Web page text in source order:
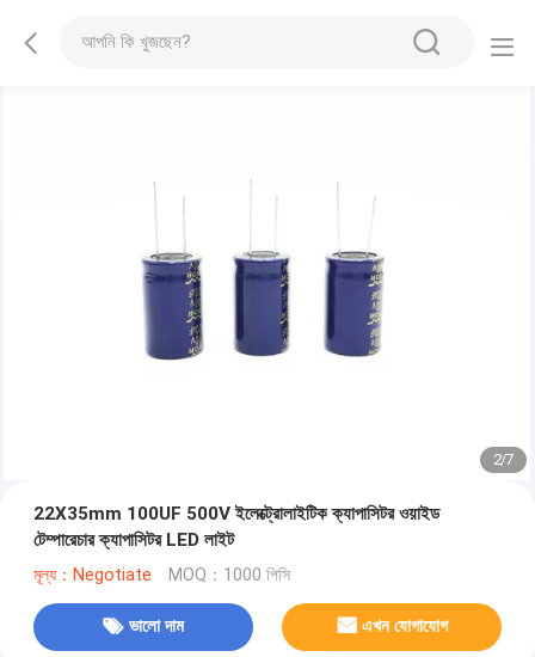
2/7
22X35mm 100UF 500V ইলেক্ট্রোলাইটিক ক্যাপাসিটর ওয়াইড
টেম্পারেচার ক্যাপাসিটর LED লাইট
মূল্য：Negotiate MOQ：1000 পিসি
ভালো দাম এখন যোগাযোগ